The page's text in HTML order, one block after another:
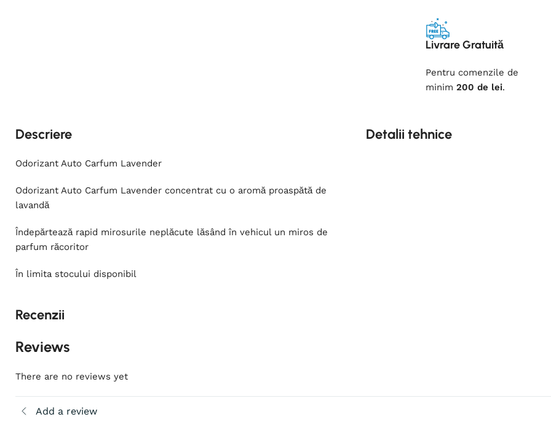
Livrare Gratuită
Pentru comenzile de
minim 200 de lei.
Descriere
Odorizant Auto Carfum Lavender
Odorizant Auto Carfum Lavender concentrat cu o aromă proaspătă de
lavandă
Îndepărtează rapid mirosurile neplăcute lăsând în vehicul un miros de
parfum răcoritor
În limita stocului disponibil
Detalii tehnice
Recenzii
Reviews
There are no reviews yet
Add a review